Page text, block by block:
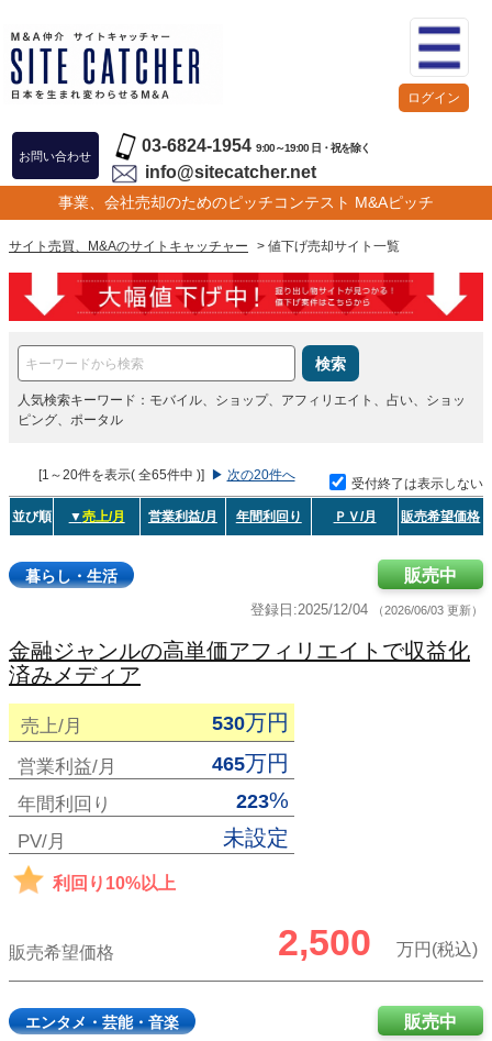
お問い合わせ
03-6824-1954 9:00～19:00 日・祝を除く
info@sitecatcher.net
事業、会社売却のためのピッチコンテスト M&Aピッチ
ログイン
サイト売買、M&Aのサイトキャッチャー > 値下げ売却サイト一覧
検索
人気検索キーワード：モバイル、ショップ、アフィリエイト、占い、ショッ
ピング、ポータル
[1～20件を表示( 全65件中 )] ▶ 次の20件へ
受付終了は表示しない
並び順 ▼売上/月 営業利益/月 年間利回り ＰＶ/月 販売希望価格
暮らし・生活
登録日:2025/12/04 （2026/06/03 更新）
販売中
金融ジャンルの高単価アフィリエイトで収益化
済みメディア
売上/月 530万円
営業利益/月 465万円
年間利回り 223%
PV/月 未設定
利回り10%以上
販売希望価格 2,500 万円(税込)
エンタメ・芸能・音楽 販売中